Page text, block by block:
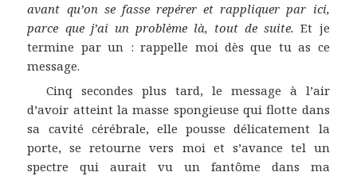
avant qu’on se fasse repérer et rappliquer par ici,
parce que j’ai un problème là, tout de suite. Et je
termine par un : rappelle moi dès que tu as ce
message.
Cinq secondes plus tard, le message à l’air
d’avoir atteint la masse spongieuse qui flotte dans
sa cavité cérébrale, elle pousse délicatement la
porte, se retourne vers moi et s’avance tel un
spectre qui aurait vu un fantôme dans ma